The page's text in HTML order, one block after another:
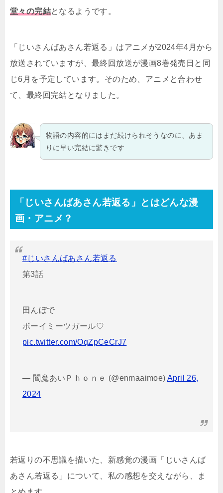
堂々の完結となるようです。
「じいさんばあさん若返る」はアニメが2024年4月から
放送されていますが、最終回放送が漫画8巻発売日と同
じ6月を予定しています。そのため、アニメと合わせ
て、最終回完結となりました。
物語の内容的にはまだ続けられそうなのに、あま
りに早い完結に驚きです
「じいさんばあさん若返る」とはどんな漫
画・アニメ？
#じいさんばあさん若返る
第3話
田んぼで
ボーイミーツガール♡
pic.twitter.com/OqZpCeCrJ7
— 閻魔あいＰｈｏｎｅ (@enmaaimoe) April 26,
2024
若返りの不思議を描いた、新感覚の漫画「じいさんば
あさん若返る」について、私の感想を交えながら、ま